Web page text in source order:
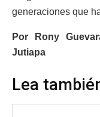
generaciones que
Por Rony
Jutiapa
Lea